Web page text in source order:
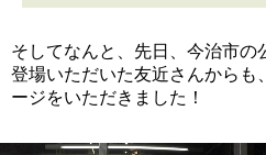
そしてなんと、先日、今治市の
登場いただいた友近さんからも
ージをいただきました！